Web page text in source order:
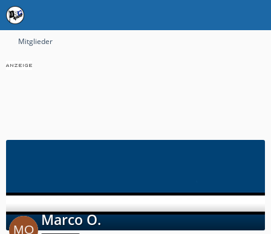
Mitglieder
Marco O.